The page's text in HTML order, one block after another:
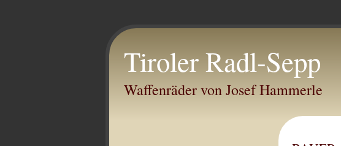
Tiroler Radl-Sepp
Waffenräder von Josef Hammerle